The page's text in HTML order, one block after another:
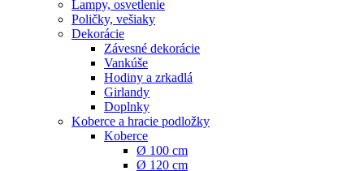
Lampy, osvetlenie
Poličky, vešiaky
Dekorácie
Závesné dekorácie
Vankúše
Hodiny a zrkadlá
Girlandy
Doplnky
Koberce a hracie podložky
Koberce
Ø 100 cm
Ø 120 cm